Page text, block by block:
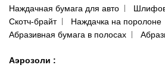
Наждачная бумага для авто
Скотч-брайт
Наждачка на поролоне
Абразивная бумага в полосах
Аэрозоли :